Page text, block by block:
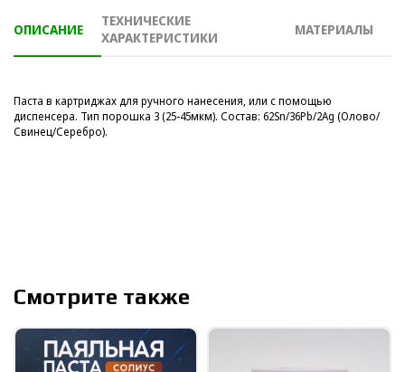
ОПИСАНИЕ
ТЕХНИЧЕСКИЕ
ХАРАКТЕРИСТИКИ
МАТЕРИАЛЫ
Паста в картриджах для ручного нанесения, или с помощью
диспенсера. Тип порошка 3 (25-45мкм). Состав: 62Sn/36Pb/2Ag (Олово/
Свинец/Серебро).
Смотрите также